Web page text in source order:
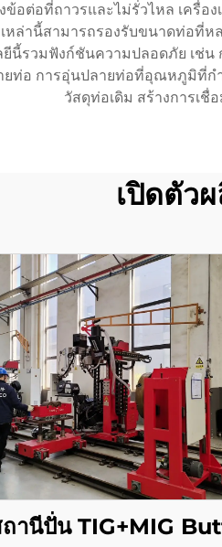
ข้อต่อที่ถาวรและไม่รั่วไหล เค
หล่านี้สามารถรองรับขนาดท่อที่
ยีนี้รวมฟังก์ชันความปลอดภัย เ
ยท่อ การอุ่นปลายท่อที่อุณหภูมิที่
วัสดุท่อเดิม สร้างการเชื่
เปิดตัว
านีปั่น TIG+MIG